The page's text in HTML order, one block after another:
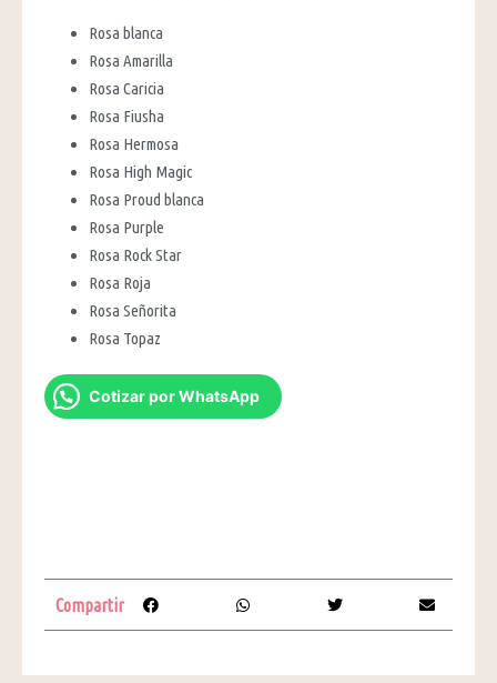
Rosa blanca
Rosa Amarilla
Rosa Caricia
Rosa Fiusha
Rosa Hermosa
Rosa High Magic
Rosa Proud blanca
Rosa Purple
Rosa Rock Star
Rosa Roja
Rosa Señorita
Rosa Topaz
Cotizar por WhatsApp
Compartir